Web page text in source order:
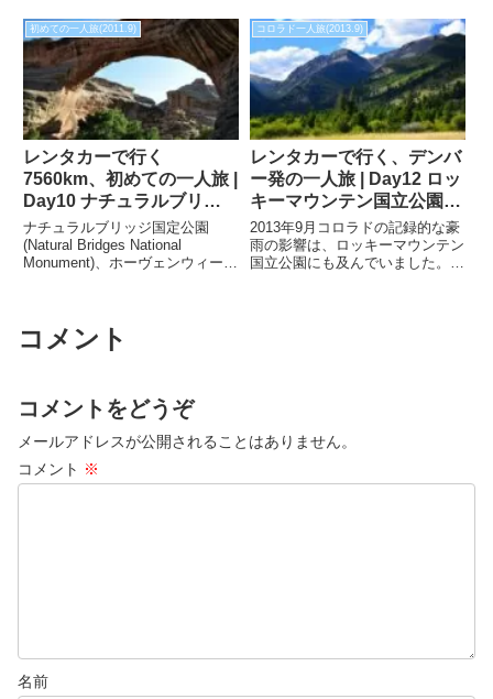
ということもあり、個人手配だと
とれなかった宿がJTBさんパワー
だと取れましたので、JTBさんを
利用させて頂きました。
ありましたが、なんたって憧れの
アメリカですからね。当然アメリ
カで合流し、遊ぶことにしまし
た。そんな昔の思い出です。
初めての一人旅(2011.9)
レンタカーで行く
7560km、初めての一人旅 |
Day10 ナチュラルブリッ
ジ国定公園ホーヴェンウィ
ープ国定公園など訪れまし
た。
ナチュラルブリッジ国定公園
(Natural Bridges National
Monument)、ホーヴェンウィープ
訪れました。
コロラド一人旅(2013.9)
レンタカーで行く、デンバ
ー発の一人旅 | Day12 ロッ
キーマウンテン国立公園に
行き、洪水の被害の大きさ
を知る。
2013年9月コロラドの記録的な豪
雨の影響は、ロッキーマウンテン
国立公園にも及んでいました。数
コメント
コメントをどうぞ
メールアドレスが公開されることはありません。
コメント ※
名前